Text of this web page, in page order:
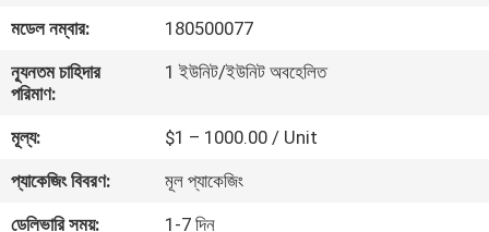
ভ্রমণ
নিয়ন্ত্রণ
যোগাযোগ
মডেল নম্বার:
180500077
ন্যূনতম চাহিদার
পরিমাণ:
1 ইউনিট/ইউনিট অবহেলিত
মূল্য:
$1 – 1000.00 / Unit
প্যাকেজিং বিবরণ:
মূল প্যাকেজিং
ডেলিভারি সময়:
1-7 দিন